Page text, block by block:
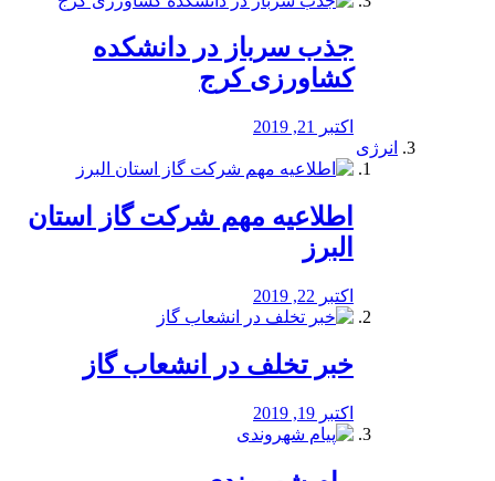
جذب سرباز در دانشکده
کشاورزی کرج
اکتبر 21, 2019
انرژی
️اطلاعیه مهم شرکت گاز استان
البرز
اکتبر 22, 2019
خبر تخلف در انشعاب گاز
اکتبر 19, 2019